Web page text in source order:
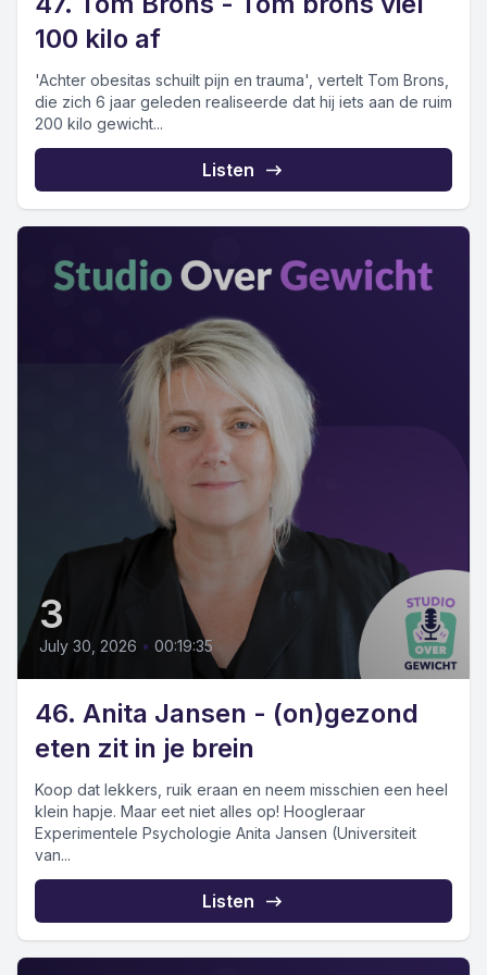
100 kilo af
'Achter obesitas schuilt pijn en trauma', vertelt Tom Brons,
die zich 6 jaar geleden realiseerde dat hij iets aan de ruim
200 kilo gewicht...
Listen
3
July 30, 2026 • 00:19:35
46. Anita Jansen - (on)gezond
eten zit in je brein
Koop dat lekkers, ruik eraan en neem misschien een heel
klein hapje. Maar eet niet alles op! Hoogleraar
Experimentele Psychologie Anita Jansen (Universiteit
van...
Listen